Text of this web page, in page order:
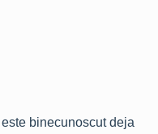
binecunoscut deja